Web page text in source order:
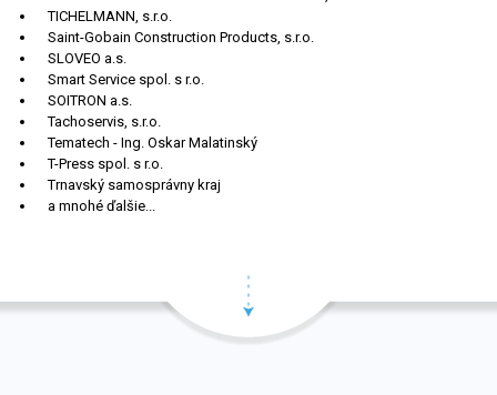
TICHELMANN, s.r.o.
Saint-Gobain Construction Products, s.r.o.
SLOVEO a.s.
Smart Service spol. s r.o.
SOITRON a.s.
Tachoservis, s.r.o.
Tematech - Ing. Oskar Malatinský
T-Press spol. s r.o.
Trnavský samosprávny kraj
a mnohé ďalšie...